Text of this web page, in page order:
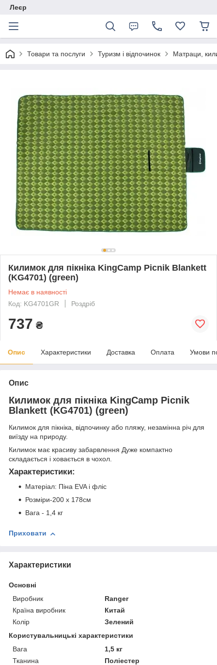
Леєр
Товари та послуги Туризм і відпочинок Матраци,
Килимок для пікніка KingCamp Picnik Blankett
(KG4701) (green)
Немає в наявності
Код: KG4701GR
Роздріб
737 ₴
Опис Характеристики Доставка Оплата Умови
Опис
Килимок для пікніка KingCamp Picnik
Blankett (KG4701) (green)
Килимок для пікніка, відпочинку або пляжу, незамінна річ для
виїзду на природу.
Килимок має красиву забарвлення Дуже компактно
складається і ховається в чохол.
Характеристики:
Матеріал: Піна EVA і фліс
Розміри-200 x 178см
Вага - 1,4 кг
Приховати
Характеристики
Основні
Виробник
Ranger
Країна виробник
Китай
Колір
Зелений
Користувальницькі характеристики
Вага
1,5 кг
Тканина
Поліестер